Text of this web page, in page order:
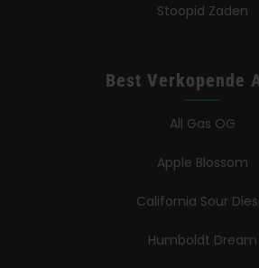
Stoopid Zaden
Best Verkopende
All Gas OG
Apple Blossom
California Sour
Humboldt Dream